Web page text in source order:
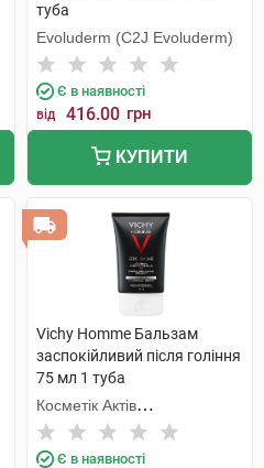
туба
Evoluderm (C2J Evoluderm)
Є в наявності
від 416.00 грн
КУПИТИ
Vichy Homme Бальзам
заспокійливий після гоління
75 мл 1 туба
Косметік Актів
Інтернаціональ
Є в наявності